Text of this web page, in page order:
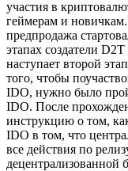
участия в
геймерам и
предпродажа
этапах создатели
наступает второй
того, чтобы
IDO, нужно было
IDO. После
инструкцию о том,
IDO в том, что
все действия по
децентрализованной